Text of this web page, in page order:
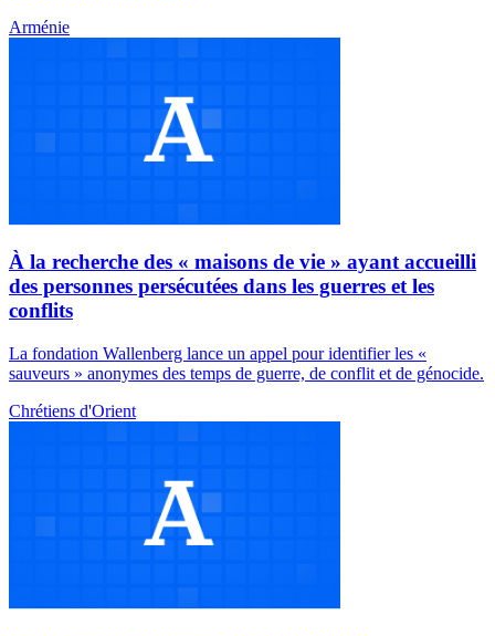
Arménie
À la recherche des « maisons de vie » ayant accueilli
des personnes persécutées dans les guerres et les
conflits
La fondation Wallenberg lance un appel pour identifier les «
sauveurs » anonymes des temps de guerre, de conflit et de génocide.
Chrétiens d'Orient